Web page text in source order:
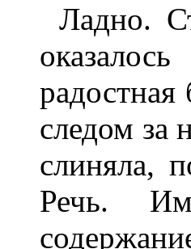
Ладно.
следом за
слиняла,
Речь.